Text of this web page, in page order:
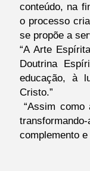
conteúdo, na
o processo
se propõe a
“A Arte
Doutrina
educação, à
Cristo.”
“Assim
complemento